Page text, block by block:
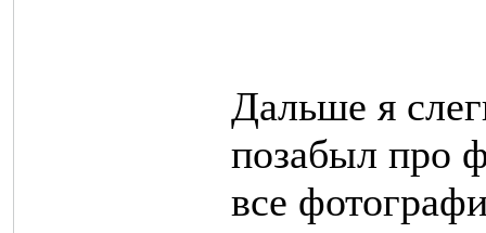
Дальше я
позабыл про
все